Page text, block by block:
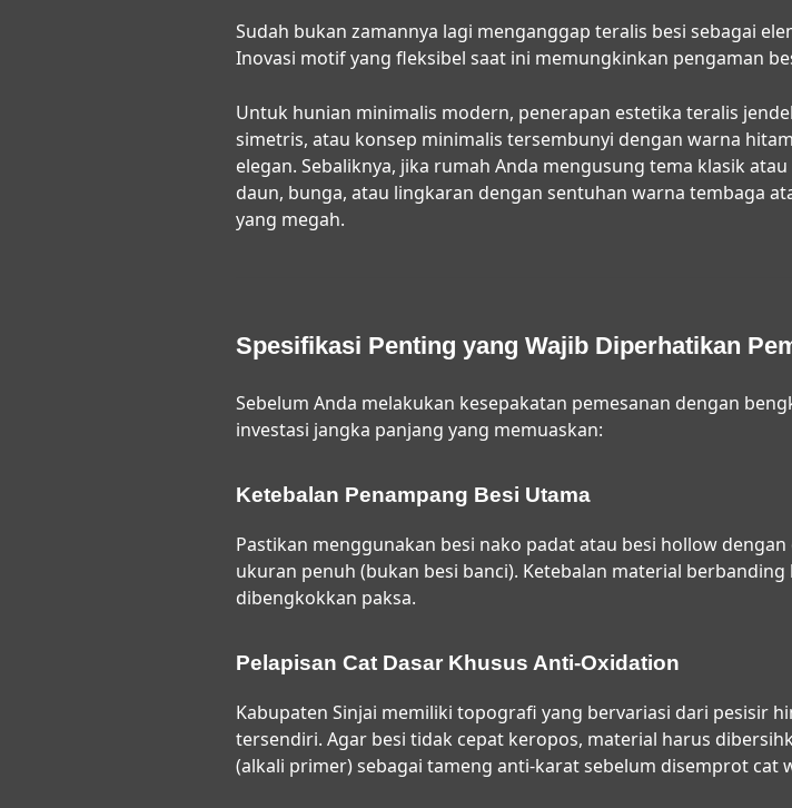
Sudah bukan zamannya lagi menganggap teralis besi sebagai
Inovasi motif yang fleksibel saat ini memungkinkan pengaman
Untuk hunian minimalis modern, penerapan estetika teralis
simetris, atau konsep minimalis tersembunyi dengan warna
elegan. Sebaliknya, jika rumah Anda mengusung tema klasik
daun, bunga, atau lingkaran dengan sentuhan warna tembaga
yang megah.
Spesifikasi Penting yang Wajib Diperhatikan
Sebelum Anda melakukan kesepakatan pemesanan dengan
investasi jangka panjang yang memuaskan:
Ketebalan Penampang Besi Utama
Pastikan menggunakan besi nako padat atau besi hollow
ukuran penuh (bukan besi banci). Ketebalan material
dibengkokkan paksa.
Pelapisan Cat Dasar Khusus Anti-Oxidation
Kabupaten Sinjai memiliki topografi yang bervariasi dari pesisir
tersendiri. Agar besi tidak cepat keropos, material harus
(alkali primer) sebagai tameng anti-karat sebelum disemprot cat